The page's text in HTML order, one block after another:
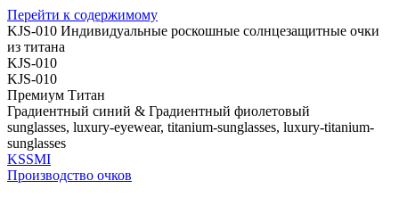
Перейти к содержимому
KJS-010 Индивидуальные роскошные солнцезащитные очки
из титана
KJS-010
KJS-010
Премиум Титан
Градиентный синий & Градиентный фиолетовый
sunglasses, luxury-eyewear, titanium-sunglasses, luxury-titanium-
sunglasses
KSSMI
Производство очков